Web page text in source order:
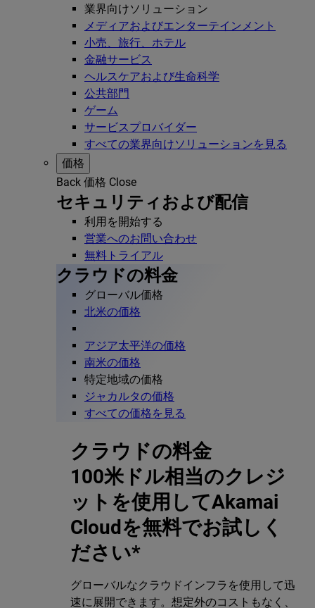
業界向けソリューション
メディアおよびエンターテインメント
小売、旅行、ホテル
金融サービス
ヘルスケアおよび生命科学
公共部門
ゲーム
サービスプロバイダー
すべての業界向けソリューションを見る
価格
Back 価格 Close
セキュリティおよび配信
利用を開始する
営業へのお問い合わせ
無料トライアル
クラウドの料金
グローバル価格
北米の価格
アジア太平洋の価格
南米の価格
特定地域の価格
ジャカルタの価格
すべての価格を見る
クラウドの料金
100米ドル相当のクレジ
ットを使用してAkamai
Cloudを無料でお試しく
ださい*
グローバルなクラウドインフラを使用して迅
速に展開できます。想定外のコストもなく、